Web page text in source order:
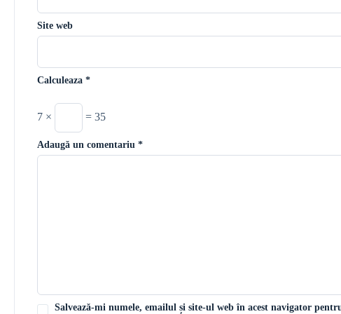
Site web
Calculeaza *
7 × = 35
Adaugă un comentariu *
Salvează-mi numele, emailul și site-ul web în acest navigator